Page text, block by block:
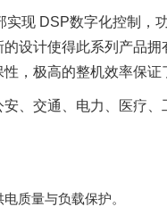
现 DSP数字化控制，
设计使得此系列产品
，极高的整机效率保证
、交通、电力、医疗
质量与负载保护。